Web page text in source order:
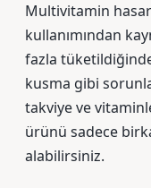
Multivitamin
kullanımından
fazla
kusma gibi
takviye ve
ürünü sadece
alabilirsiniz.